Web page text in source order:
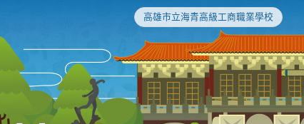
高雄市立海青高級工商職業學校